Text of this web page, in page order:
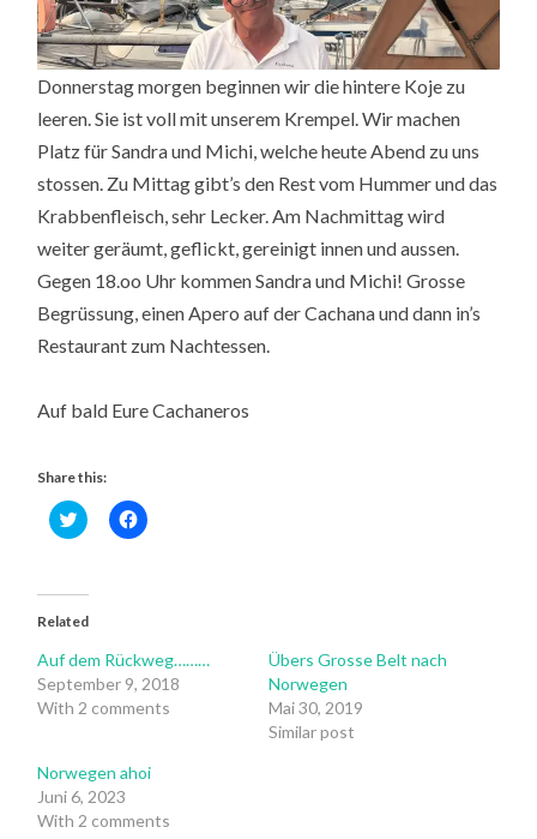
Donnerstag morgen beginnen wir die hintere Koje zu
leeren. Sie ist voll mit unserem Krempel. Wir machen
Platz für Sandra und Michi, welche heute Abend zu uns
stossen. Zu Mittag gibt’s den Rest vom Hummer und das
Krabbenfleisch, sehr Lecker. Am Nachmittag wird
weiter geräumt, geflickt, gereinigt innen und aussen.
Gegen 18.oo Uhr kommen Sandra und Michi! Grosse
Begrüssung, einen Apero auf der Cachana und dann in’s
Restaurant zum Nachtessen.
Auf bald Eure Cachaneros
Share this:
Click
to
(Opens
new
Click
to
Related
Auf dem Rückweg………
September 9, 2018
With 2 comments
Übers Grosse Belt nach
Norwegen
Mai 30, 2019
Similar post
Norwegen ahoi
Juni 6, 2023
With 2 comments